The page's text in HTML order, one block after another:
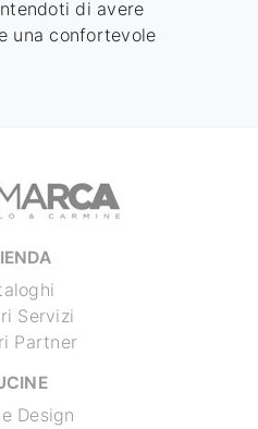
di avere
una confortevole
Servizi
Partner
Design